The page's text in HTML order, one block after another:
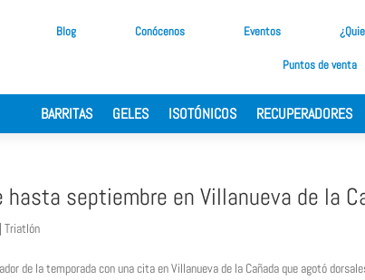
Blog Conócenos Eventos
Puntos de venta
BARRITAS GELES ISOTÓNICOS RECUPERADORES
septiembre en Villanueva de la
|Triatlón
de la temporada con una cita en Villanueva de la Cañada que agotó